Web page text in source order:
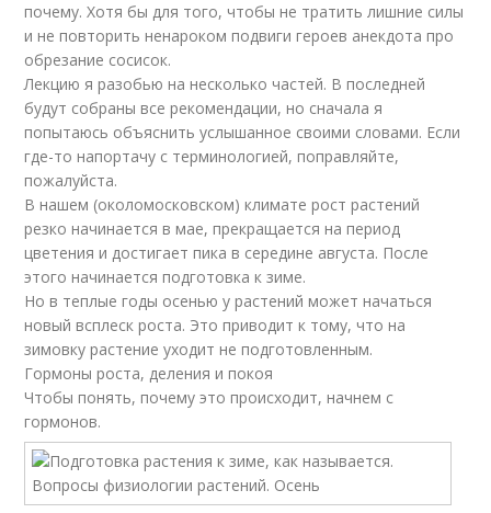
почему. Хотя бы для того, чтобы не тратить лишние силы
и не повторить ненароком подвиги героев анекдота про
обрезание сосисок.
Лекцию я разобью на несколько частей. В последней
будут собраны все рекомендации, но сначала я
попытаюсь объяснить услышанное своими словами. Если
где-то напортачу с терминологией, поправляйте,
пожалуйста.
В нашем (околомосковском) климате рост растений
резко начинается в мае, прекращается на период
цветения и достигает пика в середине августа. После
этого начинается подготовка к зиме.
Но в теплые годы осенью у растений может начаться
новый всплеск роста. Это приводит к тому, что на
зимовку растение уходит не подготовленным.
Гормоны роста, деления и покоя
Чтобы понять, почему это происходит, начнем с
гормонов.